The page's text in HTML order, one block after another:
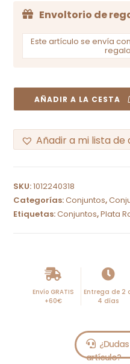
Envoltorio de
Este artículo se envía
AÑADIR A LA CESTA
Añadir a mi lista de
t
e
SKU:1012240318
Categorías:Conjuntos,
Etiquetas:Conjuntos,Plata
Envío GRATIS
+60€
Entrega de 2
4 días